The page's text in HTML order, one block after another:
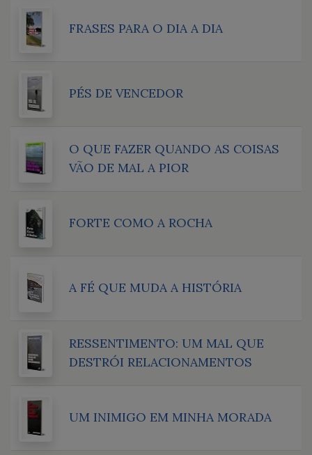
FRASES PARA O DIA A DIA
PÉS DE VENCEDOR
O QUE FAZER QUANDO AS COISAS
VÃO DE MAL A PIOR
FORTE COMO A ROCHA
A FÉ QUE MUDA A HISTÓRIA
RESSENTIMENTO: UM MAL QUE
DESTRÓI RELACIONAMENTOS
UM INIMIGO EM MINHA MORADA